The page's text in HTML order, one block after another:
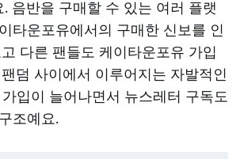
음반을 구매할 수 있는 여러 플랫
타운포유에서의 구매한 신보를 인
다른 팬들도 케이타운포유 가입
덤 사이에서 이루어지는 자발적인
입이 늘어나면서 뉴스레터 구독도
조예요.